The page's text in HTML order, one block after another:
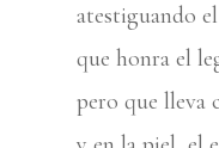
atestiguando
que honra el
pero que lleva